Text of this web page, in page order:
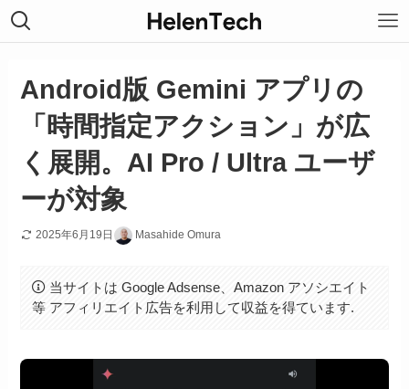
Android版 Gemini アプリの
「時間指定アクション」が広
く展開。AI Pro / Ultra ユーザ
ーが対象
2025年6月19日 Masahide Omura
当サイトは Google Adsense、Amazon アソシエイト
等 アフィリエイト広告を利用して収益を得ています.